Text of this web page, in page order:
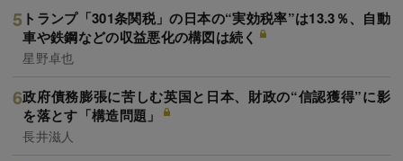
トランプ「301条関税」の日本の“実効税率”は13.3％、自動
車や鉄鋼などの収益悪化の構図は続く
星野卓也
政府債務膨張に苦しむ英国と日本、財政の“信認獲得”に影
を落とす「構造問題」
長井滋人